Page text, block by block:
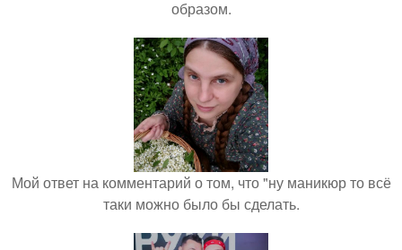
образом.
Мой ответ на комментарий о том, что "ну маникюр то всё
таки можно было бы сделать.